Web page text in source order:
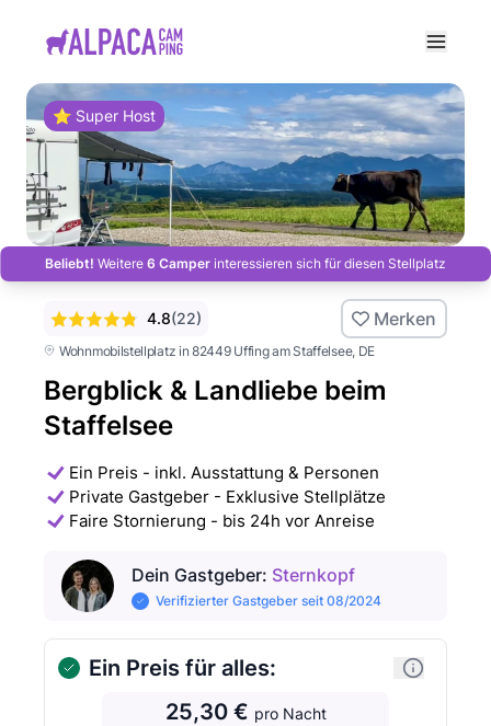
⭐ Super Host
Beliebt! Weitere 6 Camper interessieren sich für diesen Stellplatz
Wohnmobilstellplatz in 82449 Uffing am Staffelsee, DE
Bergblick & Landliebe beim
Staffelsee
4.8(22) Merken
Ein Preis - inkl. Ausstattung & Personen
Private Gastgeber - Exklusive Stellplätze
Faire Stornierung - bis 24h vor Anreise
Dein Gastgeber: Sternkopf
Verifizierter Gastgeber seit 08/2024
Ein Preis für alles:
25,30 € pro Nacht